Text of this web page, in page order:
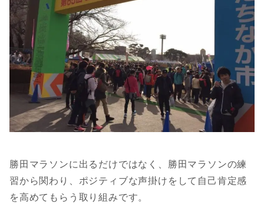
勝田マラソンに出るだけではなく、勝田マラソンの練
習から関わり、ポジティブな声掛けをして自己肯定感
を高めてもらう取り組みです。